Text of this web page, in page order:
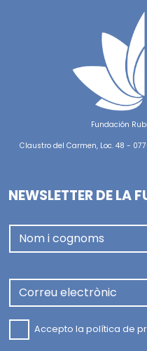
Fundación
Claustro del Carmen, Loc. 48 -
NEWSLETTER DE LA
Nom i cognoms
Correu electrònic
Accepto la política de